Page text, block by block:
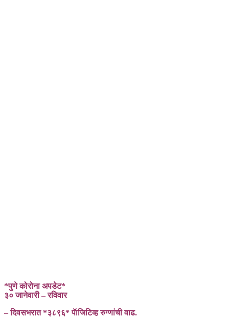
*पुणे कोरोना अपडेट*
३० जानेवारी – रविवार
– दिवसभरात *३८९६* पॅाजिटिव्ह रुग्णांची वाढ.